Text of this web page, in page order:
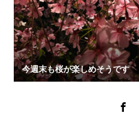
今週末も桜が楽しめそうです